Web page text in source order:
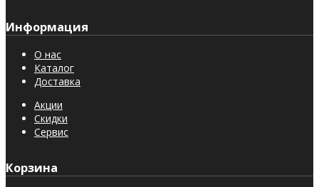
Информация
О нас
Каталог
Доставка
Акции
Скидки
Сервис
Корзина